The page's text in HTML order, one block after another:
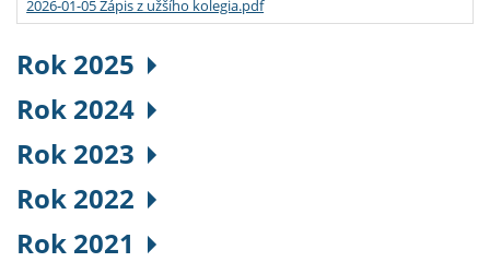
2026-01-05 Zápis z užšího kolegia.pdf
Rok 2025
Rok 2024
Rok 2023
Rok 2022
Rok 2021